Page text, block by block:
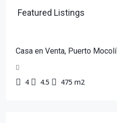
Featured Listings
Casa en Venta, Puerto Mocolí
4 4.5 475 m2